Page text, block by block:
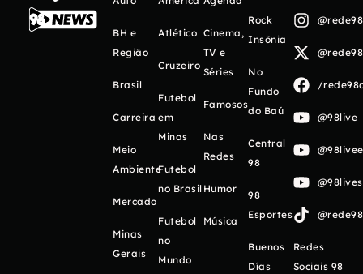
BH e
Região
Brasil
Carreira
Meio
Ambiente
Mercado
Minas
Gerais
Atlético
Cruzeiro
Futebol
em
Minas
Futebol
no Brasil
Futebol
no
Mundo
Cinema,
TV e
Séries
Famosos
Nas
Redes
Humor
Música
Rock
Insônia
No
Fundo
do Baú
Central
98
98
Esportes
Buenos
Días
/
@98live
Redes
Sociais 98